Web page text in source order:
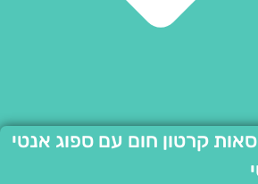
קרטון חום עם ספוג אנטי